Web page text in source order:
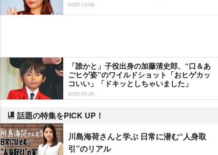
2025-12-08
「誰かと」子役出身の加藤清史郎、“口＆あ
ごヒゲ姿”のワイルドショット「おヒゲカッ
コいい」「ドキッとしちゃいました」
2025-05-26
話題の特集をPICK UP！
川島海荷さんと学ぶ 日常に潜む“人身取
引”のリアル